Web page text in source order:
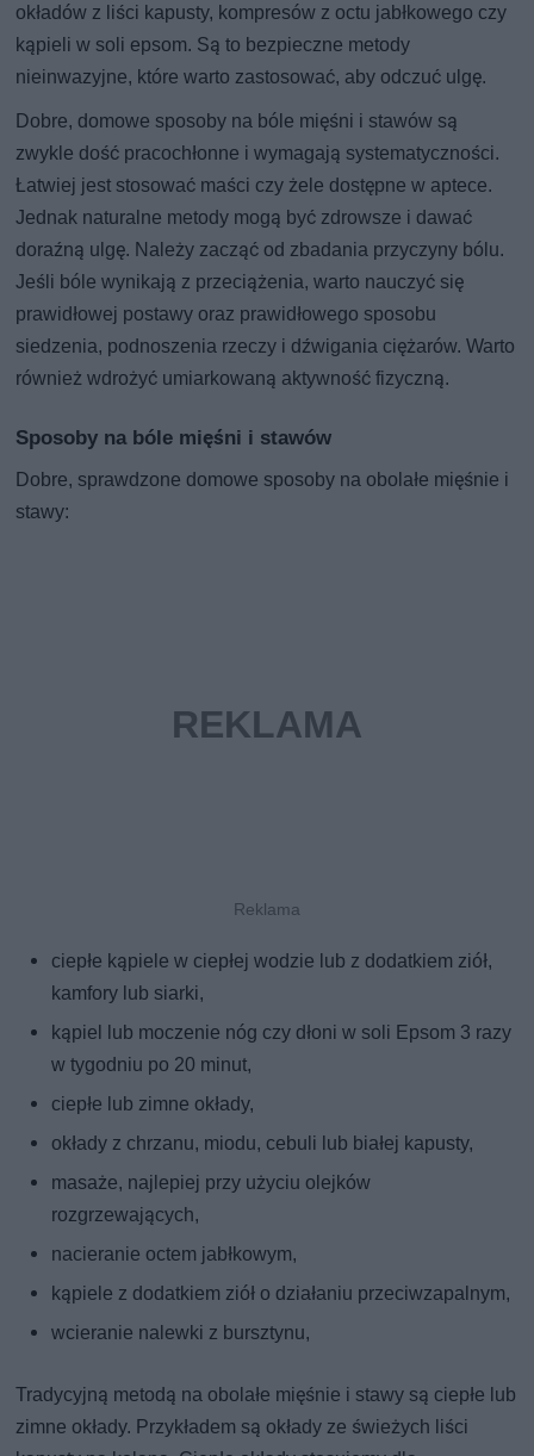
okładów z liści kapusty, kompresów z octu jabłkowego czy
kąpieli w soli epsom. Są to bezpieczne metody
nieinwazyjne, które warto zastosować, aby odczuć ulgę.
Dobre, domowe sposoby na bóle mięśni i stawów są
zwykle dość pracochłonne i wymagają systematyczności.
Łatwiej jest stosować maści czy żele dostępne w aptece.
Jednak naturalne metody mogą być zdrowsze i dawać
doraźną ulgę. Należy zacząć od zbadania przyczyny bólu.
Jeśli bóle wynikają z przeciążenia, warto nauczyć się
prawidłowej postawy oraz prawidłowego sposobu
siedzenia, podnoszenia rzeczy i dźwigania ciężarów. Warto
również wdrożyć umiarkowaną aktywność fizyczną.
Sposoby na bóle mięśni i stawów
Dobre, sprawdzone domowe sposoby na obolałe mięśnie i
stawy:
ciepłe kąpiele w ciepłej wodzie lub z dodatkiem ziół,
kamfory lub siarki,
kąpiel lub moczenie nóg czy dłoni w soli Epsom 3 razy
w tygodniu po 20 minut,
ciepłe lub zimne okłady,
okłady z chrzanu, miodu, cebuli lub białej kapusty,
masaże, najlepiej przy użyciu olejków
rozgrzewających,
nacieranie octem jabłkowym,
kąpiele z dodatkiem ziół o działaniu przeciwzapalnym,
wcieranie nalewki z bursztynu,
Tradycyjną metodą na obolałe mięśnie i stawy są ciepłe lub
zimne okłady. Przykładem są okłady ze świeżych liści